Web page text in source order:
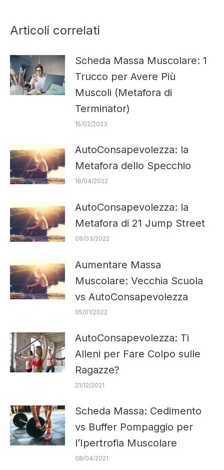
Articoli correlati
Scheda Massa Muscolare: 1
Trucco per Avere Più
Muscoli (Metafora di
Terminator)
15/02/2023
AutoConsapevolezza: la
Metafora dello Specchio
16/04/2022
AutoConsapevolezza: la
Metafora di 21 Jump Street
09/03/2022
Aumentare Massa
Muscolare: Vecchia Scuola
vs AutoConsapevolezza
05/01/2022
AutoConsapevolezza: Ti
Alleni per Fare Colpo sulle
Ragazze?
21/12/2021
Scheda Massa: Cedimento
vs Buffer Pompaggio per
l’Ipertrofia Muscolare
08/04/2021